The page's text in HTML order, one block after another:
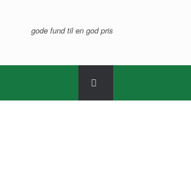
gode fund til en god pris